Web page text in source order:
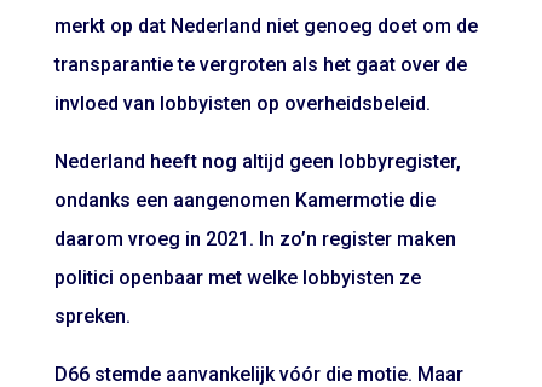
merkt op dat Nederland niet genoeg doet om de
transparantie te vergroten als het gaat over de
invloed van lobbyisten op overheidsbeleid.
Nederland heeft nog altijd geen lobbyregister,
ondanks een aangenomen Kamermotie die
daarom vroeg in 2021. In zo’n register maken
politici openbaar met welke lobbyisten ze
spreken.
D66 stemde aanvankelijk vóór die motie. Maar